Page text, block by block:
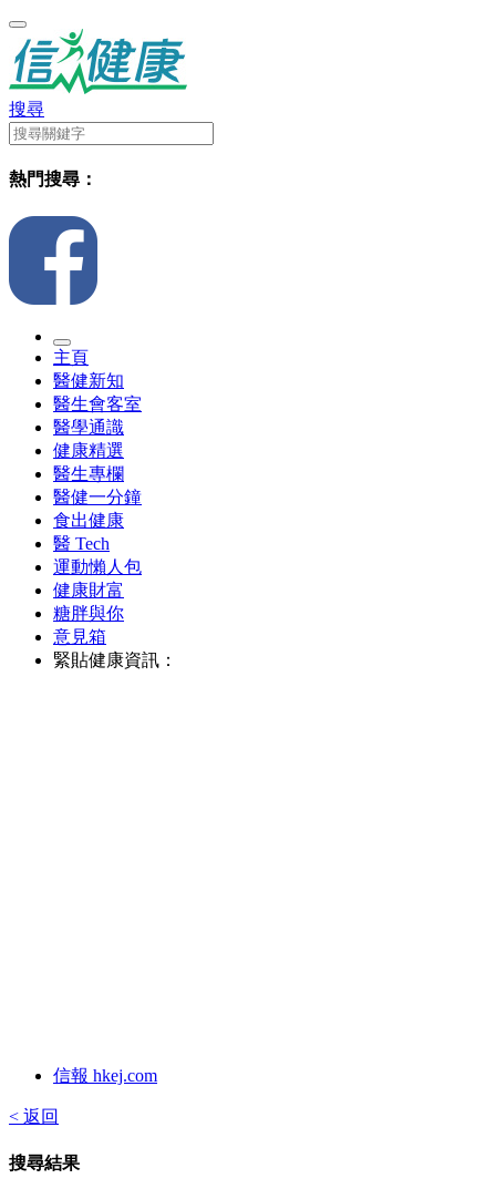
搜尋
熱門搜尋：
主頁
醫健新知
醫生會客室
醫學通識
健康精選
醫生專欄
醫健一分鐘
食出健康
醫 Tech
運動懶人包
健康財富
糖胖與你
意見箱
緊貼健康資訊：
信報 hkej.com
< 返回
搜尋結果